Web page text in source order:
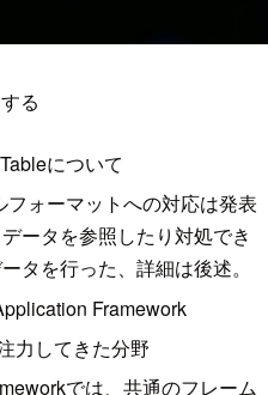
る
について
ォーマットへの対応は発表
ータを参照したり対処でき
タを行った、詳細は後述。
Framework
力してきた分野
では、共通のフレーム